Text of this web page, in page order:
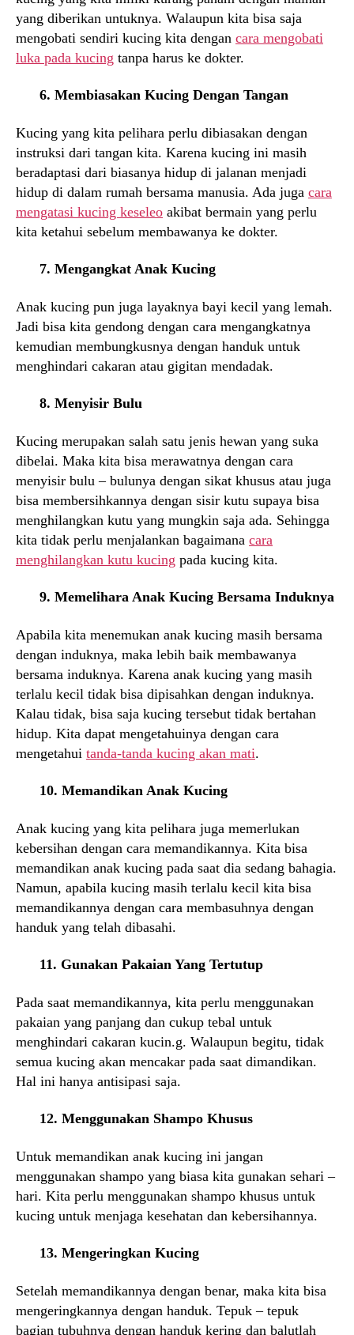
yang diberikan untuknya. Walaupun kita bisa saja
mengobati sendiri kucing kita dengan cara mengobati
luka pada kucing tanpa harus ke dokter.
6. Membiasakan Kucing Dengan Tangan
Kucing yang kita pelihara perlu dibiasakan dengan
instruksi dari tangan kita. Karena kucing ini masih
beradaptasi dari biasanya hidup di jalanan menjadi
hidup di dalam rumah bersama manusia. Ada juga cara
mengatasi kucing keseleo akibat bermain yang perlu
kita ketahui sebelum membawanya ke dokter.
7. Mengangkat Anak Kucing
Anak kucing pun juga layaknya bayi kecil yang lemah.
Jadi bisa kita gendong dengan cara mengangkatnya
kemudian membungkusnya dengan handuk untuk
menghindari cakaran atau gigitan mendadak.
8. Menyisir Bulu
Kucing merupakan salah satu jenis hewan yang suka
dibelai. Maka kita bisa merawatnya dengan cara
menyisir bulu – bulunya dengan sikat khusus atau juga
bisa membersihkannya dengan sisir kutu supaya bisa
menghilangkan kutu yang mungkin saja ada. Sehingga
kita tidak perlu menjalankan bagaimana cara
menghilangkan kutu kucing pada kucing kita.
9. Memelihara Anak Kucing Bersama Induknya
Apabila kita menemukan anak kucing masih bersama
dengan induknya, maka lebih baik membawanya
bersama induknya. Karena anak kucing yang masih
terlalu kecil tidak bisa dipisahkan dengan induknya.
Kalau tidak, bisa saja kucing tersebut tidak bertahan
hidup. Kita dapat mengetahuinya dengan cara
mengetahui tanda-tanda kucing akan mati.
10. Memandikan Anak Kucing
Anak kucing yang kita pelihara juga memerlukan
kebersihan dengan cara memandikannya. Kita bisa
memandikan anak kucing pada saat dia sedang bahagia.
Namun, apabila kucing masih terlalu kecil kita bisa
memandikannya dengan cara membasuhnya dengan
handuk yang telah dibasahi.
11. Gunakan Pakaian Yang Tertutup
Pada saat memandikannya, kita perlu menggunakan
pakaian yang panjang dan cukup tebal untuk
menghindari cakaran kucin.g. Walaupun begitu, tidak
semua kucing akan mencakar pada saat dimandikan.
Hal ini hanya antisipasi saja.
12. Menggunakan Shampo Khusus
Untuk memandikan anak kucing ini jangan
menggunakan shampo yang biasa kita gunakan sehari –
hari. Kita perlu menggunakan shampo khusus untuk
kucing untuk menjaga kesehatan dan kebersihannya.
13. Mengeringkan Kucing
Setelah memandikannya dengan benar, maka kita bisa
mengeringkannya dengan handuk. Tepuk – tepuk
bagian tubuhnya dengan handuk kering dan balutlah